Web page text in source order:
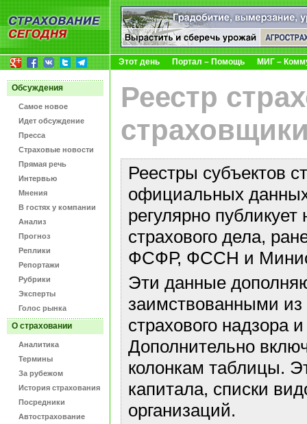
Этот день Портал – Помощь МИГ –
Обсуждения
Самое новое
Идет обсуждение
Пресса
Страховые новости
Прямая речь
Интервью
Мнения
В гостях у компании
Анализ
Прогноз
Реплики
Репортажи
Рубрики
Эксперты
Голос рынка
О страховании
Аналитика
Термины
За рубежом
История страхования
Посредники
Автострахование
Реестр
Реестры субъектов
официальных данных
регулярно
страхового дела,
ФСФР, ФССН и
Эти данные
заимствованными
страхового надзора
Дополнительно
колонкам таблицы.
капитала, списки
организаций.